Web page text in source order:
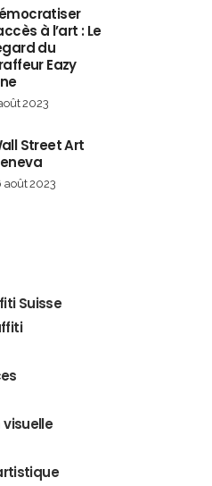
à l’art : Le
du
Eazy
2023
Street Art
août 2023
Suisse